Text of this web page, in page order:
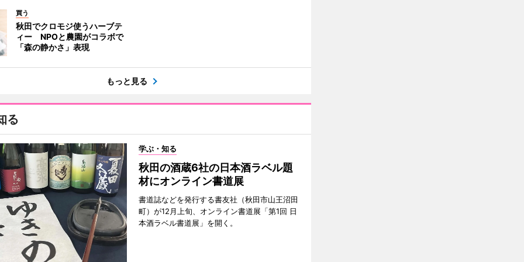
買う
秋田でクロモジ使うハーブテ
ィー NPOと農園がコラボで
「森の静かさ」表現
もっと見る
る
学ぶ・知る
秋田の酒蔵6社の日本酒ラベル題
材にオンライン書道展
書道誌などを発行する書友社（秋田市山王沼田
町）が12月上旬、オンライン書道展「第1回 日
本酒ラベル書道展」を開く。